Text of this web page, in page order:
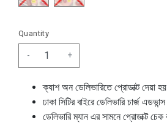
Quantity
- +
ক্যাশ অন ডেলিভারিতে প্রোডাক্ট দেয়া
ঢাকা সিটির বাইরে ডেলিভারি চার্জ
ডেলিভারি ম্যান এর সামনে প্রোডাক্ট চেক